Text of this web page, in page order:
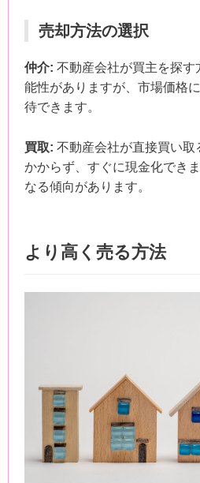
売却方法の選択
仲介: 不動産会社が買主を探す
能性がありますが、市場価格
待できます。
買取: 不動産会社が直接買い
かからず、すぐに現金化でき
なる傾向があります。
より高く売る方法